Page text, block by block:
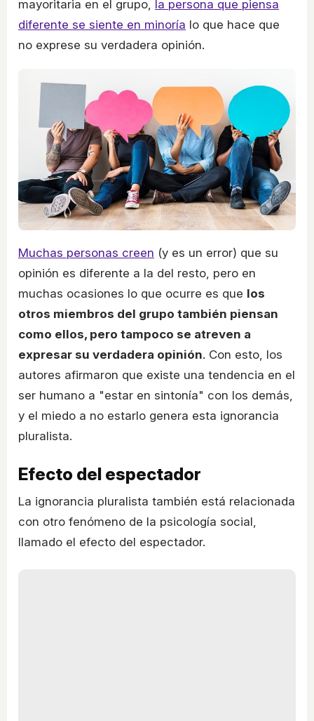
mayoritaria en el grupo,
la persona que piensa
diferente se siente en minoría lo que hace que
no exprese su verdadera opinión.
Muchas personas creen (y es un error) que su
opinión es diferente a la del resto, pero en
muchas ocasiones lo que ocurre es que los
otros miembros del grupo también piensan
como ellos, pero tampoco se atreven a
expresar su verdadera opinión. Con esto, los
autores afirmaron que existe una tendencia en el
ser humano a "estar en sintonía" con los demás,
y el miedo a no estarlo genera esta ignorancia
pluralista.
Efecto del espectador
La ignorancia pluralista también está relacionada
con otro fenómeno de la psicología social,
llamado el efecto del espectador.